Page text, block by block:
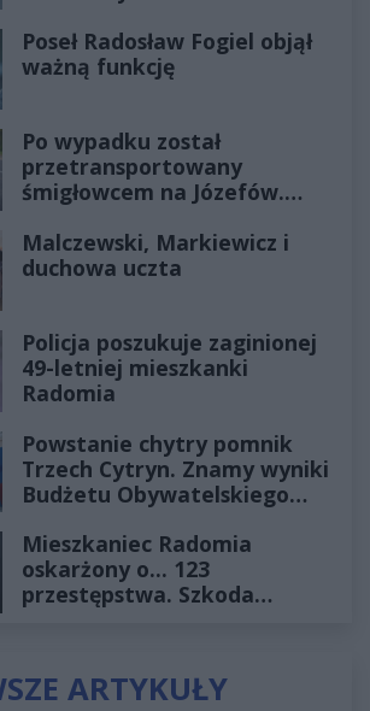
Poseł Radosław Fogiel objął
ważną funkcję
Po wypadku został
przetransportowany
śmigłowcem na Józefów.
Malczewski, Markiewicz i
duchowa uczta
Policja poszukuje zaginionej
49-letniej mieszkanki
Radomia
Powstanie chytry pomnik
Trzech Cytryn. Znamy wyniki
Budżetu Obywatelskiego
Mieszkaniec Radomia
oskarżony o... 123
przestępstwa. Szkoda
ARTYKUŁY